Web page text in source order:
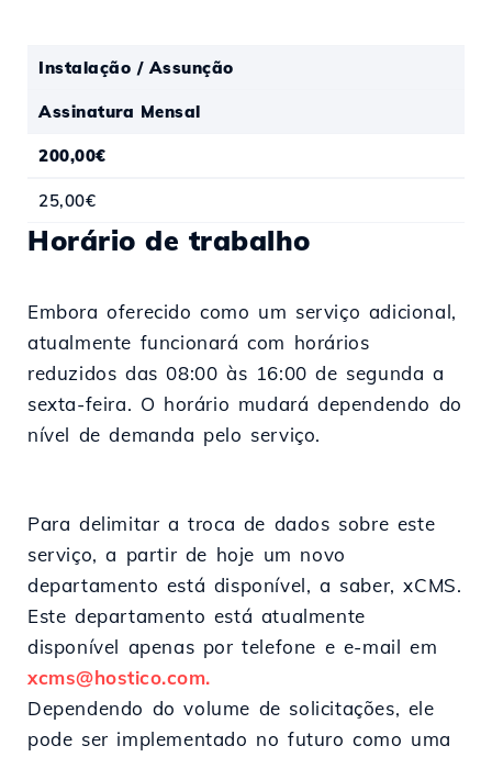
Instalação / Assunção
Assinatura Mensal
200,00€
25,00€
Horário de trabalho
Embora oferecido como um serviço adicional,
atualmente funcionará com horários
reduzidos das 08:00 às 16:00 de segunda a
sexta-feira. O horário mudará dependendo do
nível de demanda pelo serviço.
Para delimitar a troca de dados sobre este
serviço, a partir de hoje um novo
departamento está disponível, a saber, xCMS.
Este departamento está atualmente
disponível apenas por telefone e e-mail em
xcms@hostico.com.
Dependendo do volume de solicitações, ele
pode ser implementado no futuro como uma